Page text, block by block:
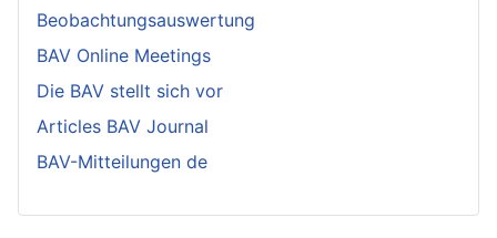
Beobachtungsauswertung
BAV Online Meetings
Die BAV stellt sich vor
Articles BAV Journal
BAV-Mitteilungen de